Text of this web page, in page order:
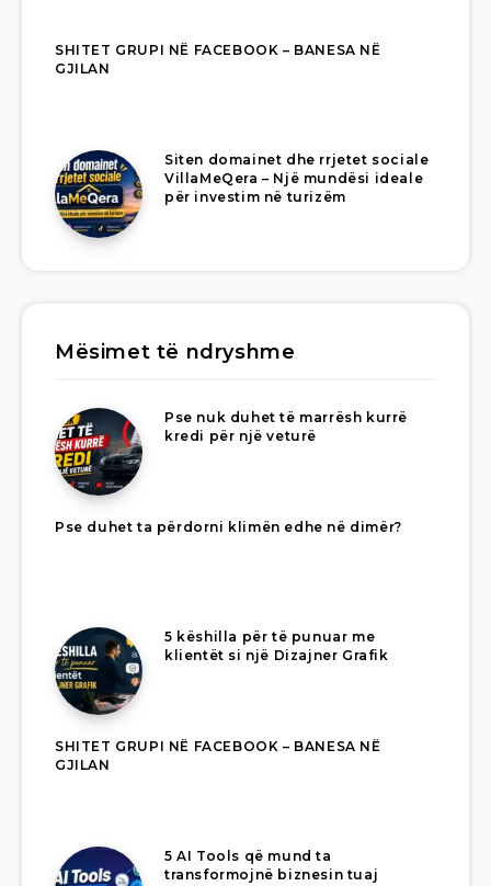
SHITET GRUPI NË FACEBOOK – BANESA NË
GJILAN
Siten domainet dhe rrjetet sociale
VillaMeQera – Një mundësi ideale
për investim në turizëm
Mësimet të ndryshme
Pse nuk duhet të marrësh kurrë
kredi për një veturë
Pse duhet ta përdorni klimën edhe në dimër?
5 këshilla për të punuar me
klientët si një Dizajner Grafik
SHITET GRUPI NË FACEBOOK – BANESA NË
GJILAN
5 AI Tools që mund ta
transformojnë biznesin tuaj